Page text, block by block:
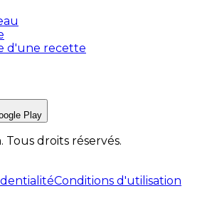
d'une recette
Play
Tous droits réservés.
Conditions d'utilisation